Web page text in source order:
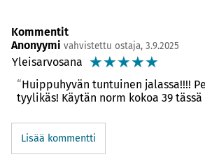
Kommentit
Anonyymi vahvistettu ostaja, 3.9.2025
Yleisarvosana ☆☆☆☆☆
Huippuhyvän tuntuinen jalassa!!!!
tyylikäs! Käytän norm kokoa 39
Lisää kommentti